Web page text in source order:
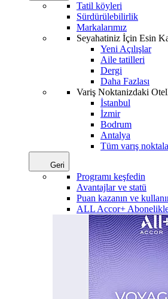
Tatil köyleri
Sürdürülebilirlik
Markalarımız
Seyahatiniz İçin Esin
Yeni Açılışlar
Aile tatilleri
Dergi
Daha Fazlası
Variş Noktanizdaki
İstanbul
İzmir
Bodrum
Antalya
Tüm varış
Geri
Programı keşfedin
Avantajlar ve statü
Puan kazanın ve
ALL Accor+